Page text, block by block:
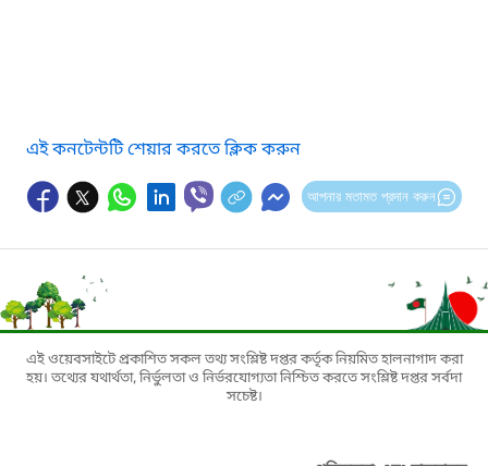
এই কনটেন্টটি শেয়ার করতে ক্লিক করুন
আপনার মতামত প্রদান করুন
এই ওয়েবসাইটে প্রকাশিত সকল তথ্য সংশ্লিষ্ট দপ্তর কর্তৃক নিয়মিত হালনাগাদ করা
হয়। তথ্যের যথার্থতা, নির্ভুলতা ও নির্ভরযোগ্যতা নিশ্চিত করতে সংশ্লিষ্ট দপ্তর সর্বদা
সচেষ্ট।